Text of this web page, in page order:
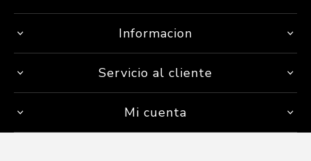
Informacion
Servicio al cliente
Mi cuenta